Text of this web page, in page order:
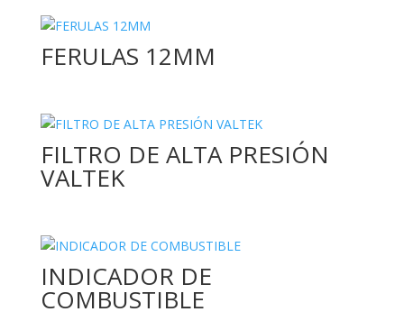
FERULAS 12MM
FILTRO DE ALTA PRESIÓN
VALTEK
INDICADOR DE
COMBUSTIBLE